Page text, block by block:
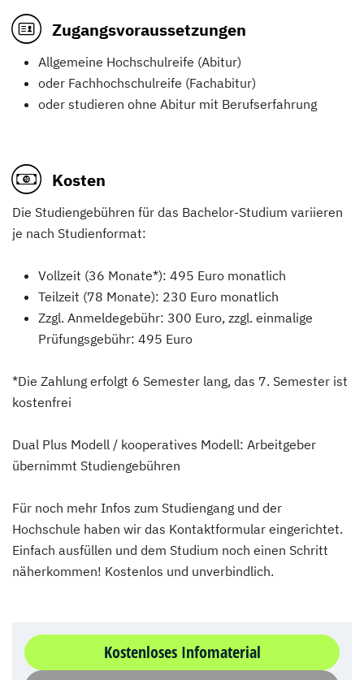
Zugangsvoraussetzungen
Allgemeine Hochschulreife (Abitur)
oder Fachhochschulreife (Fachabitur)
oder studieren ohne Abitur mit Berufserfahrung
Kosten
Die Studiengebühren für das Bachelor-Studium variieren
je nach Studienformat:
Vollzeit (36 Monate*): 495 Euro monatlich
Teilzeit (78 Monate): 230 Euro monatlich
Zzgl. Anmeldegebühr: 300 Euro, zzgl. einmalige
Prüfungsgebühr: 495 Euro
*Die Zahlung erfolgt 6 Semester lang, das 7. Semester ist
kostenfrei
Dual Plus Modell / kooperatives Modell: Arbeitgeber
übernimmt Studiengebühren
Für noch mehr Infos zum Studiengang und der
Hochschule haben wir das Kontaktformular eingerichtet.
Einfach ausfüllen und dem Studium noch einen Schritt
näherkommen! Kostenlos und unverbindlich.
Kostenloses Infomaterial